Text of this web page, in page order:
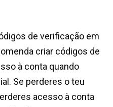
de verificação em
criar códigos de
à conta quando
Se perderes o teu
acesso à conta